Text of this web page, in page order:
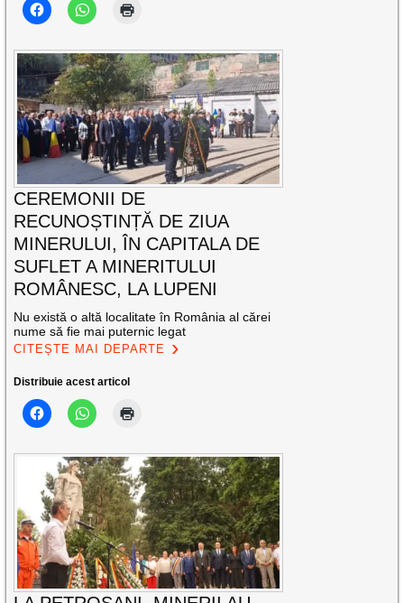
CEREMONII DE
RECUNOȘTINȚĂ DE ZIUA
MINERULUI, ÎN CAPITALA DE
SUFLET A MINERITULUI
ROMÂNESC, LA LUPENI
Nu există o altă localitate în România al cărei
nume să fie mai puternic legat
CITEȘTE MAI DEPARTE
Distribuie acest articol